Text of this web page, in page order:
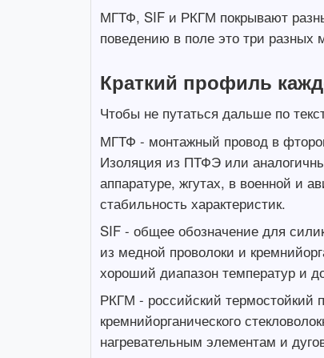
МГТФ, SIF и РКГМ покрывают
поведению в поле это три разных
Краткий профиль
Чтобы не путаться дальше по
МГТФ - монтажный провод в
Изоляция из ПТФЭ или
аппаратуре, жгутах, в военной и
стабильность характеристик.
SIF - общее обозначение для
из медной проволоки и
хороший диапазон температур и
РКГМ - российский термостойкий
кремнийорганического
нагревательным элементам и